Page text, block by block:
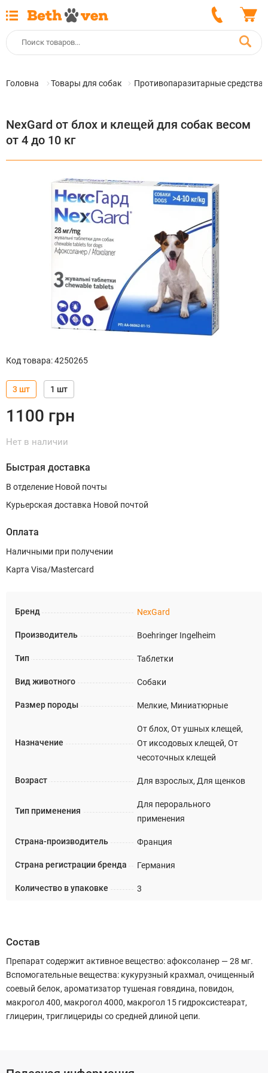
Головна Товары для собак Противопаразитарные средства
NexGard от блох и клещей для собак весом
от 4 до 10 кг
Код товара:4250265
3 шт 1 шт
1100 грн
Нет в наличии
Быстрая доставка
В отделение Новой почты
Курьерская доставка Новой почтой
Оплата
Наличными при получении
Карта Visa/Mastercard
Бренд NexGard
Производитель Boehringer Ingelheim
Тип Таблетки
Вид животного Собаки
Размер породы Мелкие, Миниатюрные
Назначение
От блох, От ушных клещей,
От иксодовых клещей, От
чесоточных клещей
Возраст Для взрослых, Для щенков
Тип применения
Для перорального
применения
Страна-производитель Франция
Страна регистрации бренда Германия
Количество в упаковке 3
Состав
Препарат содержит активное вещество: афоксоланер — 28 мг.
Вспомогательные вещества: кукурузный крахмал, очищенный
соевый белок, ароматизатор тушеная говядина, повидон,
макрогол 400, макрогол 4000, макрогол 15 гидроксистеарат,
глицерин, триглицериды со средней длиной цепи.